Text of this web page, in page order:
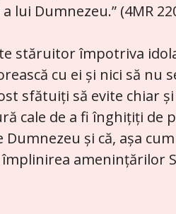
lui Dumnezeu.” (4MR
stăruitor împotriva
cu ei și nici să nu
sfătuiți să evite chiar
cale de a fi înghițiți de
și că, așa
amenințărilor